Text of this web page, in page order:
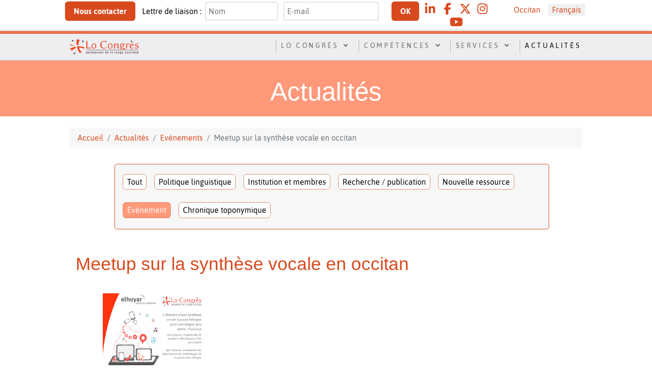
Nous contacter Lettre de liaison : OK Sélectionnez votre langue
Occitan Français
LO CONGRÈS COMPÉTENCES SERVICES ACTUALITÉS
Actualités
Accueil Actualités Evénements Meetup sur la synthèse vocale en occitan
Tout Politique linguistique Institution et membres Recherche / publication Nouvelle ressource
Evénement Chronique toponymique
Meetup sur la synthèse vocale en occitan